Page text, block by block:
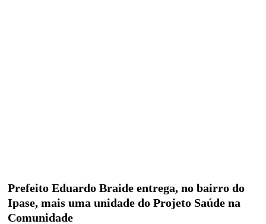
Prefeito Eduardo Braide entrega, no bairro do
Ipase, mais uma unidade do Projeto Saúde na
Comunidade